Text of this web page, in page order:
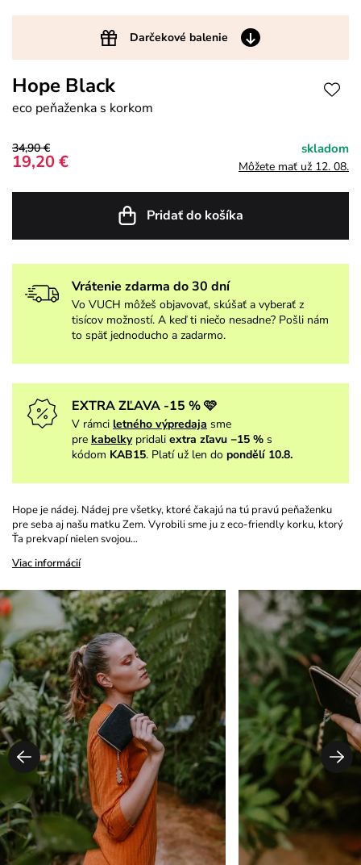
Darčekové balenie
Hope Black
eco peňaženka s korkom
34,90 €
19,20 €
skladom
Môžete mať už 12. 08.
Pridať do košíka
Vrátenie zdarma do 30 dní
Vo VUCH môžeš objavovať, skúšať a vyberať z
tisícov možností. A keď ti niečo nesadne? Pošli nám
to späť jednoducho a zadarmo.
EXTRA ZĽAVA -15 % 🩷
V rámci letného výpredaja sme
pre kabelky pridali extra zľavu −15 % s
kódom KAB15. Platí už len do pondělí 10.8.
Hope je nádej. Nádej pre všetky, ktoré čakajú na tú pravú peňaženku
pre seba aj našu matku Zem. Vyrobili sme ju z eco-friendly korku, ktorý
Ťa prekvapí nielen svojou…
Viac informácií